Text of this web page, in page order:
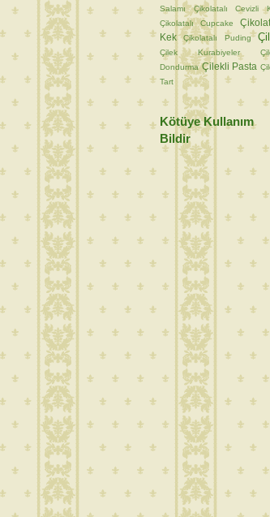
Salamı
Çikolatalı Cevizli
Çikolatalı Cupcake
Kek
Çikolatalı Puding
Çilek Kurabiyeler
Dondurma Çilekli Pasta
Tart
Kötüye Kullanım
Bildir